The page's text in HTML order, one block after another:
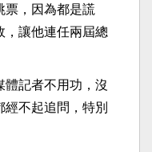
票，因為都是謊
，讓他連任兩屆總
體記者不用功，沒
不起追問，特別